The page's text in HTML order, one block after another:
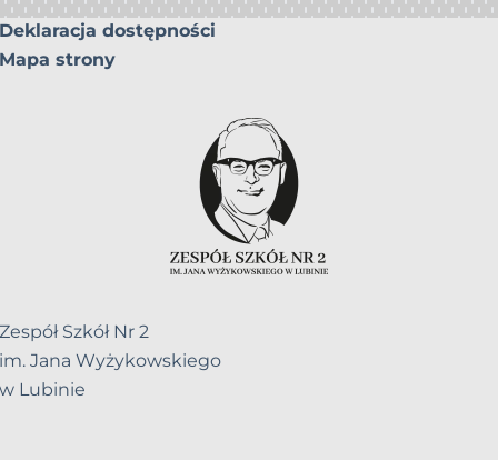
Deklaracja dostępności
Mapa strony
Zespół Szkół Nr 2
im. Jana Wyżykowskiego
w Lubinie